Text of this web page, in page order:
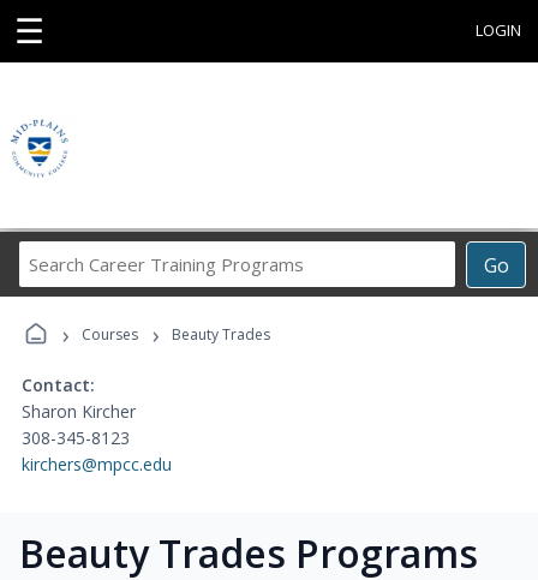
☰ LOGIN
Go
Career
Programs
› Courses › Beauty Trades
Contact:
Sharon Kircher
308-345-8123
kirchers@mpcc.edu
Beauty Trades Programs